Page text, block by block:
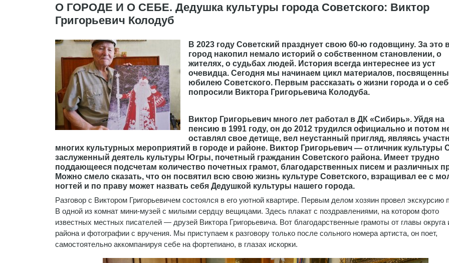
О ГОРОДЕ И О СЕБЕ. Дедушка культуры города Советского: Виктор
Григорьевич Колодуб
В 2023 году Советский празднует свою 60-ю годовщину. За это
город накопил немало историй о собственном становлении, о
жителях, о судьбах людей. История всегда интереснее из уст
очевидца. Сегодня мы начинаем цикл материалов,
юбилею Советского. Первым рассказать о жизни города и о
попросили Виктора Григорьевича Колодуба.
Виктор Григорьевич много лет работал в ДК «Сибирь». Уйдя на
пенсию в 1991 году, он до 2012 трудился официально и потом
оставлял свое детище, вел неустанный пригляд, являясь
многих культурных мероприятий в городе и районе. Виктор Григорьевич — отличник культуры
заслуженный деятель культуры Югры, почетный гражданин Советского района. Имеет трудно
поддающееся подсчетам количество почетных грамот, благодарственных писем и различных
Можно смело сказать, что он посвятил всю свою жизнь культуре Советского, взращивал ее с
ногтей и по праву может назвать себя Дедушкой культуры нашего города.
Разговор с Виктором Григорьевичем состоялся в его уютной квартире. Первым делом хозяин провел экскурсию
В одной из комнат мини-музей с милыми сердцу вещицами. Здесь плакат с поздравлениями, на котором фото
известных местных писателей — друзей Виктора Григорьевича. Вот благодарственные грамоты от главы округа
района и фотографии с вручения. Мы приступаем к разговору только после сольного номера артиста, он поет,
самостоятельно аккомпанируя себе на фортепиано, в глазах искорки.